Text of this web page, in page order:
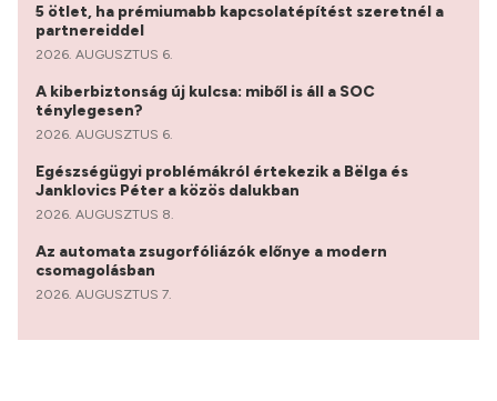
5 ötlet, ha prémiumabb kapcsolatépítést szeretnél a
partnereiddel
2026. AUGUSZTUS 6.
A kiberbiztonság új kulcsa: miből is áll a SOC
ténylegesen?
2026. AUGUSZTUS 6.
Egészségügyi problémákról értekezik a Bëlga és
Janklovics Péter a közös dalukban
2026. AUGUSZTUS 8.
Az automata zsugorfóliázók előnye a modern
csomagolásban
2026. AUGUSZTUS 7.